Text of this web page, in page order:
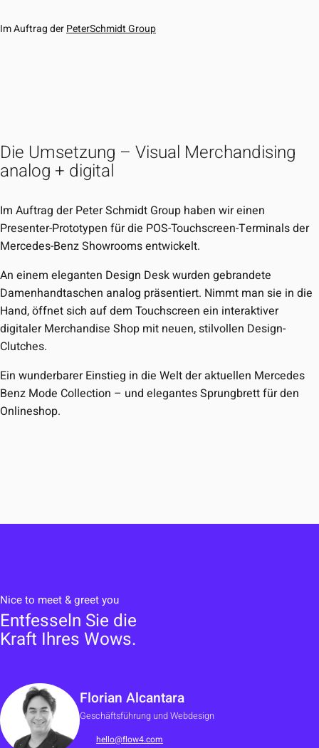
Im Auftrag derPeterSchmidt Group
Die Umsetzung – Visual Merchandising
analog + digital
Im Auftrag der Peter Schmidt Group haben wir einen
Presenter-Prototypen für die POS-Touchscreen-Terminals der
Mercedes-Benz Showrooms entwickelt.
An einem eleganten Design Desk wurden gebrandete
Damenhandtaschen analog präsentiert. Nimmt man sie in die
Hand, öffnet sich auf dem Touchscreen ein interaktiver
digitaler Merchandise Shop mit neuen, stilvollen Design-
Clutches.
Ein wunderbarer Einstieg in die Welt der aktuellen Mercedes
Benz Mode Collection – und elegantes Sprungbrett für den
Onlineshop.
Nice to meet & greet you
Entfesseln Sie die
Kraft Ihres Wows.
Florian Alcantara
Geschäftsführung und Webdesign
hello@flow4.com